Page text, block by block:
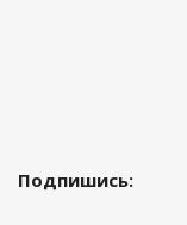
Подпишись: